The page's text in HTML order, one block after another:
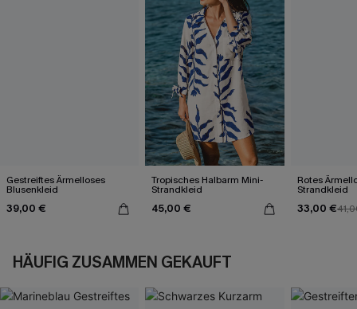
Gestreiftes Ärmelloses
Blusenkleid
39,00 €
Tropisches Halbarm Mini-
Strandkleid
45,00 €
Rotes
Strandkleid
33,00 €
HÄUFIG ZUSAMMEN GEKAUFT